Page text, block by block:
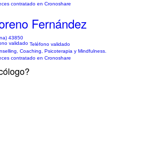
contratado en Cronoshare
Fernández
43850
Teléfono validado
Coaching, Psicoterapia y Mindfulness.
contratado en Cronoshare